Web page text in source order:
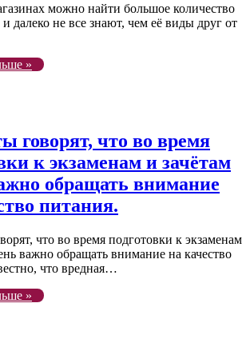
можно найти большое количество
далеко не все знают, чем её виды друг от
»
говорят, что во время
к экзаменам и зачётам
обращать внимание
питания.
что во время подготовки к экзаменам
важно обращать внимание на качество
что вредная…
»